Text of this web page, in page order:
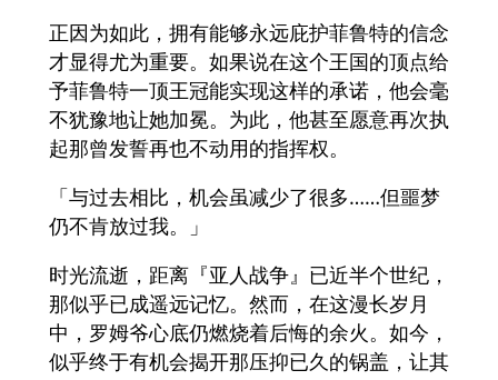
正因为如此，拥有能够永远庇护菲鲁特的信念
才显得尤为重要。如果说在这个王国的顶点给
予菲鲁特一顶王冠能实现这样的承诺，他会毫
不犹豫地让她加冕。为此，他甚至愿意再次执
起那曾发誓再也不动用的指挥权。
「与过去相比，机会虽减少了很多……但噩梦
仍不肯放过我。」
时光流逝，距离『亚人战争』已近半个世纪，
那似乎已成遥远记忆。然而，在这漫长岁月
中，罗姆爷心底仍燃烧着后悔的余火。如今，
似乎终于有机会揭开那压抑已久的锅盖，让其